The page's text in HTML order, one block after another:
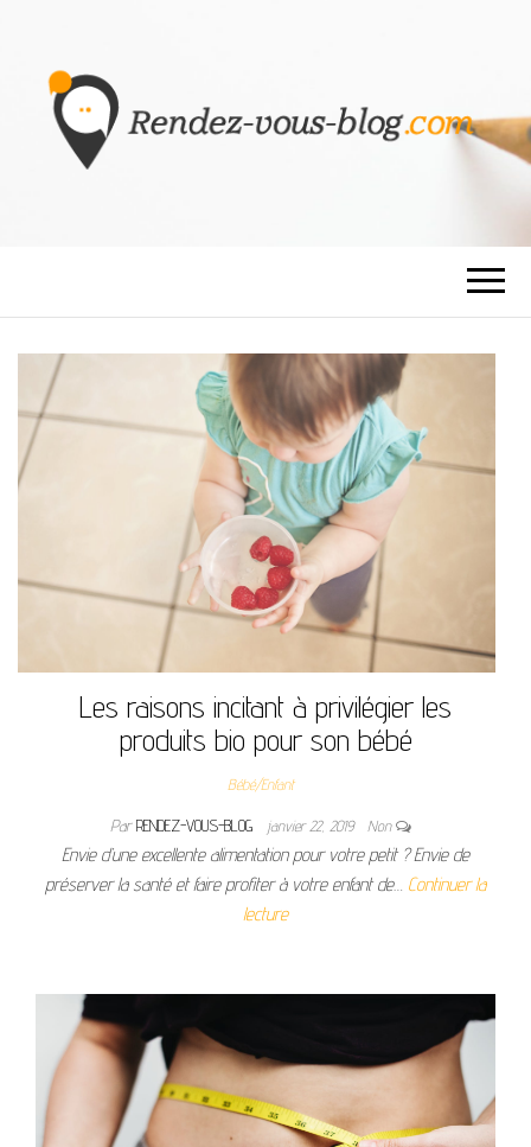
BLOG
Les raisons incitant à privilégier les
produits bio pour son bébé
Bébé/Enfant
ParRENDEZ-VOUS-BLOG janvier 22, 2019 Non
Envie d’une excellente alimentation pour votre petit ? Envie de
préserver la santé et faire profiter à votre enfant de… Continuer la
lecture